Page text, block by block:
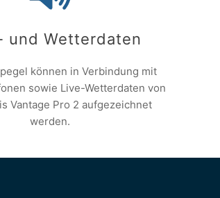
und Wetterdaten
können in Verbindung mit
sowie Live-Wetterdaten von
Vantage Pro 2 aufgezeichnet
werden.